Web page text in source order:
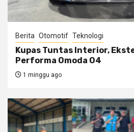
Berita Otomotif Teknologi
Kupas Tuntas Interior,
Performa Omoda O4
1 minggu ago